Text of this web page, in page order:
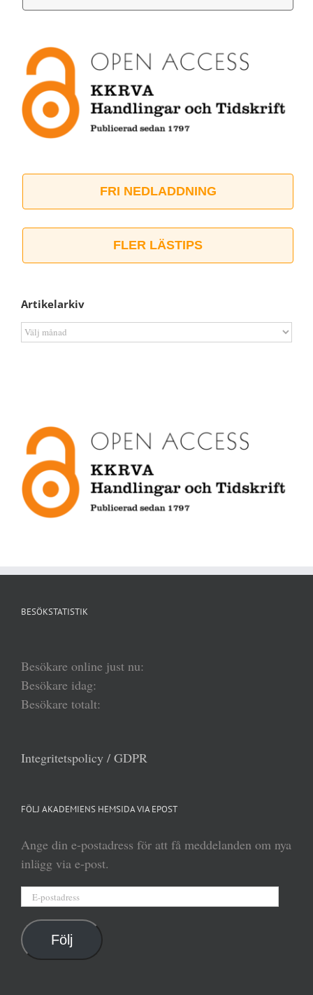
FRI NEDLADDNING
FLER LÄSTIPS
Artikelarkiv
Artikelarkiv
BESÖKSTATISTIK
Besökare online just nu:
Besökare idag:
Besökare totalt:
Integritetspolicy / GDPR
FÖLJ AKADEMIENS HEMSIDA VIA EPOST
Ange din e-postadress för att få meddelanden om nya
inlägg via e-post.
Följ